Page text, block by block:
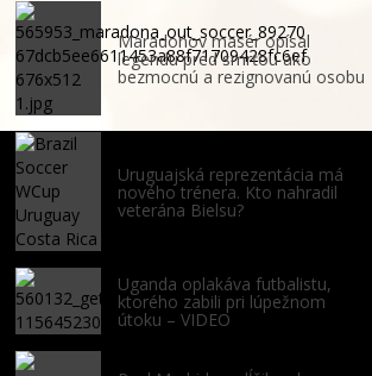
Maradonov masér opísal
legendu pred smrťou ako
bezmocnú a rezignovanú osobu
Uruguajská reprezentácia má
nového trénera. Kto nahradil
veterána Bielsu?
Uganda oplakáva futbalistu,
ktorého zabili pri lúpežnom
útoku – VIDEO